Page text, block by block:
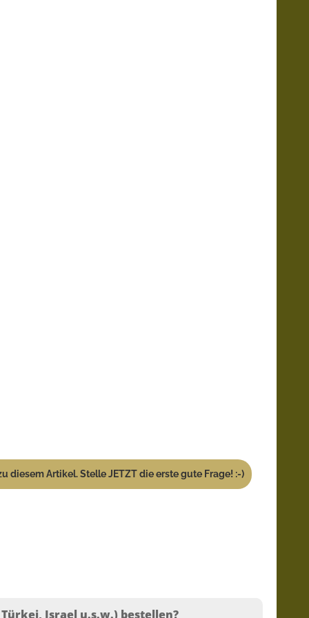
diesem Artikel. Stelle JETZT die erste gute Frage! :-)
Israel u.s.w.) bestellen?